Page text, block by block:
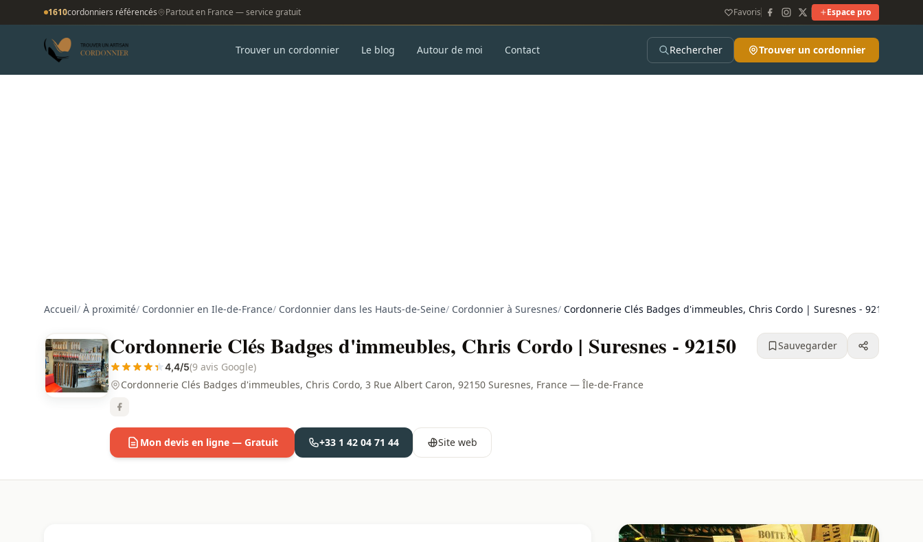
1610cordonniers référencés Partout en France — service gratuit Favoris Espace pro
Trouver un cordonnier Le blog Autour de moi Contact Rechercher Trouver un cordonnier
Accueil/ À proximité/ Cordonnier en Ile-de-France/ Cordonnier dans les Hauts-de-Seine/ Cordonnier à Suresnes/ Cordonnerie Clés Badges d'immeubles, Chris Cordo | Suresnes - 92150
Cordonnerie Clés Badges d'immeubles, Chris Cordo | Suresnes - 92150
4,4/5(9 avis Google)
Cordonnerie Clés Badges d'immeubles, Chris Cordo, 3 Rue Albert Caron, 92150 Suresnes, France — Île-de-France
Sauvegarder
Mon devis en ligne — Gratuit +33 1 42 04 71 44 Site web